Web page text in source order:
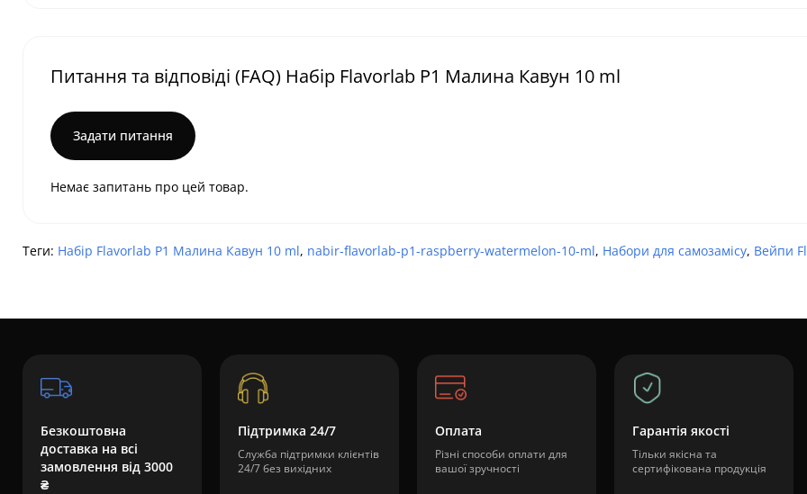
Питання та відповіді (FAQ) Набір Flavorlab P1 Малина Кавун 10 ml
Задати питання
Немає запитань про цей товар.
Теги: Набір Flavorlab P1 Малина Кавун 10 ml, nabir-flavorlab-p1-raspberry-watermelon-10-ml, Набори для самозамісу, Вейпи
Безкоштовна
доставка на всі
замовлення від 3000
₴
Підтримка 24/7
Служба підтримки клієнтів
24/7 без вихідних
Оплата
Різні способи оплати для
вашої зручності
Гарантія якості
Тільки якісна та
сертифікована продукція